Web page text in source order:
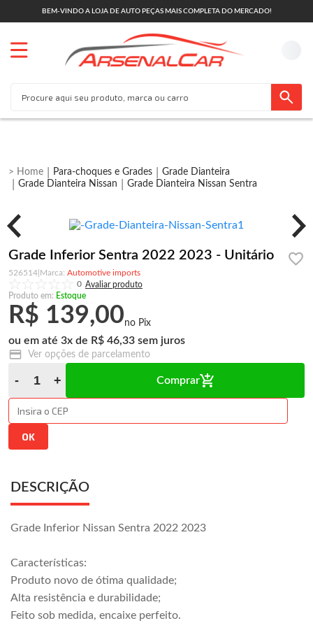
BEM-VINDO A LOJA DE AUTO PEÇAS MAIS COMPLETA DO MERCADO!
Para-choques e Grades
Grade Dianteira
Grade Dianteira Nissan
Grade Dianteira Nissan Sentra
Grade Inferior Sentra 2022 2023 - Unitário
526514
Automotive imports
0
Produto em: Estoque
R$ 139,00
3x R$ 46,33
Ver opções de parcelamento
Comprar
DESCRIÇÃO
Grade Inferior Nissan Sentra 2022 2023
Características:
Produto novo de ótima qualidade;
Alta resistência e durabilidade;
Feito sob medida, encaixe perfeito.